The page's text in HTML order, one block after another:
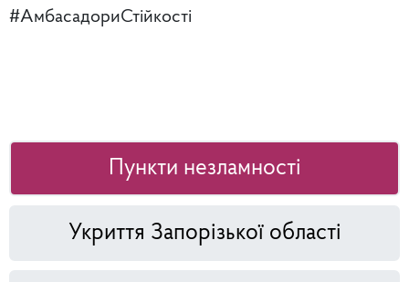
#АмбасадориСтійкості
Пункти незламності
Укриття Запорізької області